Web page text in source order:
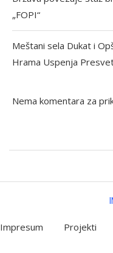
„FOPI“
Meštani sela Dukat i
Hrama Uspenja
Nema komentara za
Impresum Projekti